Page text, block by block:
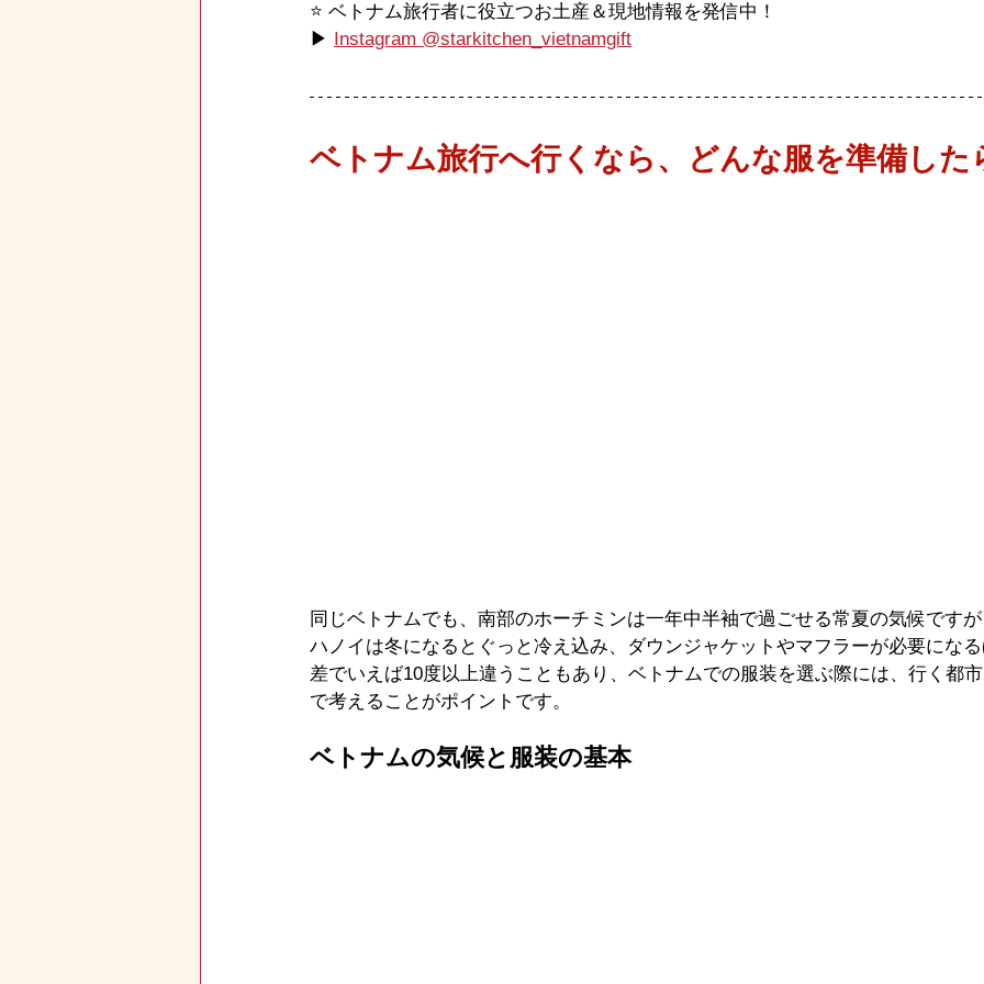
⭐️ ベトナム旅行者に役立つお土産＆現地情報を発信中！
▶ Instagram @starkitchen_vietnamgift
ベトナム旅行へ行くなら、どんな服を準備した
同じベトナムでも、南部のホーチミンは一年中半袖で過ごせる常夏の気候です
ハノイは冬になるとぐっと冷え込み、ダウンジャケットやマフラーが必要にな
差でいえば10度以上違うこともあり、ベトナムでの服装を選ぶ際には、行く都
で考えることがポイントです。
ベトナムの気候と服装の基本